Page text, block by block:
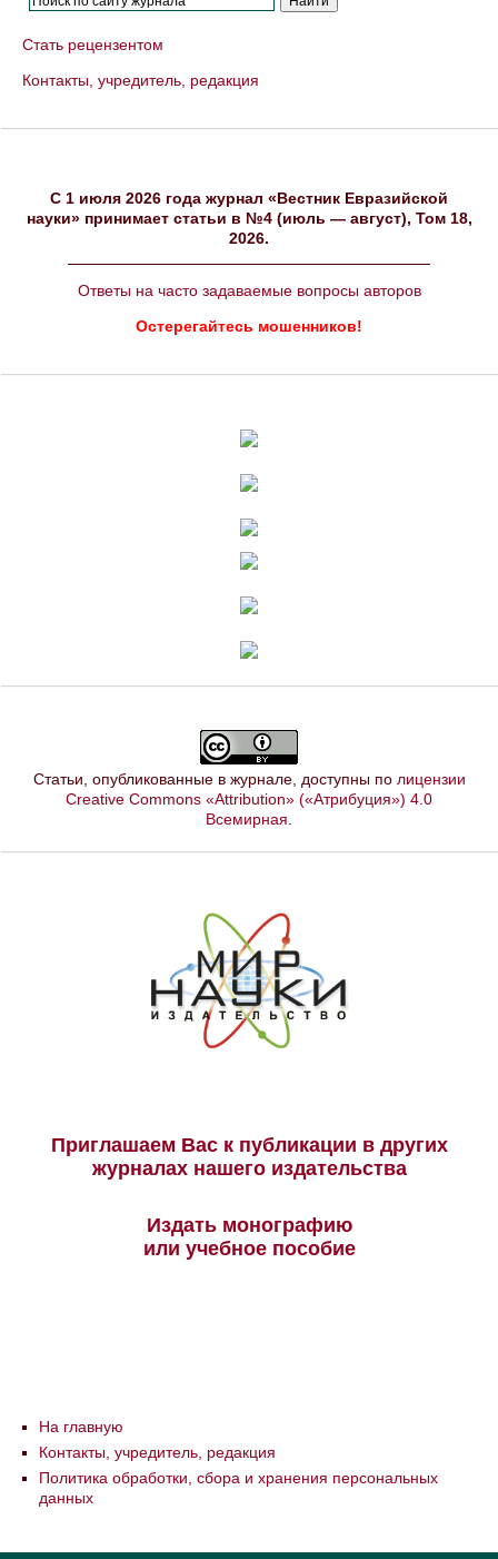
Стать рецензентом
Контакты, учредитель, редакция
C 1 июля 2026 года журнал «Вестник Евразийской
науки» принимает статьи в №4 (июль — август), Том 18,
2026.
Ответы на часто задаваемые вопросы авторов
Остерегайтесь мошенников!
Статьи, опубликованные в журнале, доступны по лицензии
Creative Commons «Attribution» («Атрибуция») 4.0
Всемирная
Приглашаем Вас к публикации в других
журналах нашего издательства
Издать монографию
или учебное пособие
На главную
Контакты, учредитель, редакция
Политика обработки, сбора и хранения персональных
данных